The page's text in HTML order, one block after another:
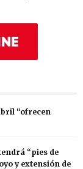
“ofrecen
“pies de
y extensión de